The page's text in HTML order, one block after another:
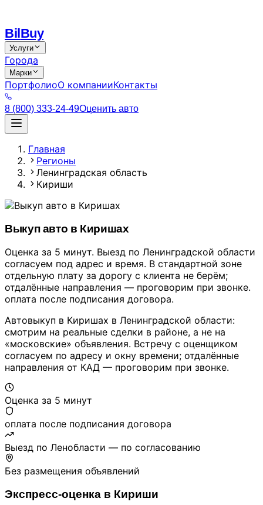
BilBuy
Услуги
Города
Марки
ПортфолиоО компанииКонтакты
8 (800) 333-24-49Оценить авто
Главная
Регионы
Ленинградская область
Кириши
Выкуп авто в Киришах
Оценка за 5 минут. Выезд по Ленинградской области
согласуем под адрес и время. В стандартной зоне
отдельную плату за дорогу с клиента не берём;
отдалённые направления — проговорим при звонке.
оплата после подписания договора.
Автовыкуп в Киришах в Ленинградской области:
смотрим на реальные сделки в районе, а не на
«московские» объявления. Встречу с оценщиком
согласуем по адресу и окну времени; отдалённые
направления от КАД — проговорим при звонке.
Оценка за 5 минут
оплата после подписания договора
Выезд по Ленобласти — по согласованию
Без размещения объявлений
Экспресс-оценка в Кириши